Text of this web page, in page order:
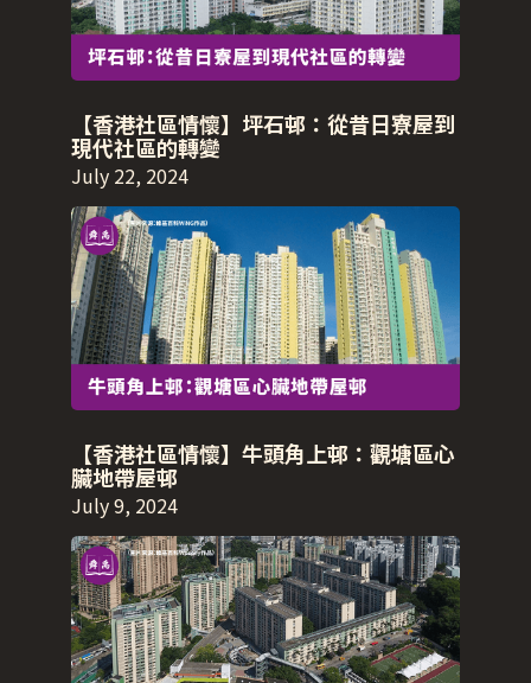
【香港社區情懷】坪石邨：從昔日寮屋到
現代社區的轉變
July 22, 2024
【香港社區情懷】牛頭角上邨：觀塘區心
臟地帶屋邨
July 9, 2024